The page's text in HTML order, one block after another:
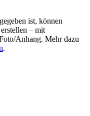
ist, können
– mit
Anhang. Mehr dazu
.